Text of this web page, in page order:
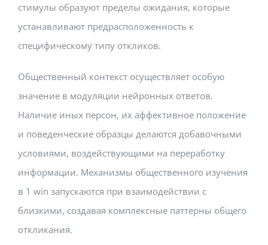
стимулы образуют пределы ожидания, которые
устанавливают предрасположенность к
специфическому типу откликов.
Общественный контекст осуществляет особую
значение в модуляции нейронных ответов.
Наличие иных персон, их аффективное положение
и поведенческие образцы делаются добавочными
условиями, воздействующими на переработку
информации. Механизмы общественного изучения
в 1 win запускаются при взаимодействии с
близкими, создавая комплексные паттерны общего
откликания.